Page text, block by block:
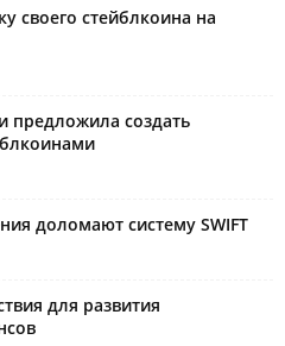
своего стейблкоина на
предложила создать
доломают систему SWIFT
для развития